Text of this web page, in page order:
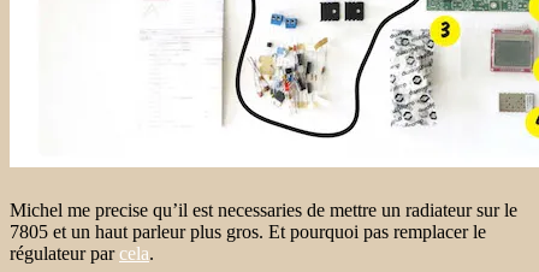
Michel me precise qu’il est necessaries de mettre un radiateur sur le
7805 et un haut parleur plus gros. Et pourquoi pas remplacer le
régulateur parcela.